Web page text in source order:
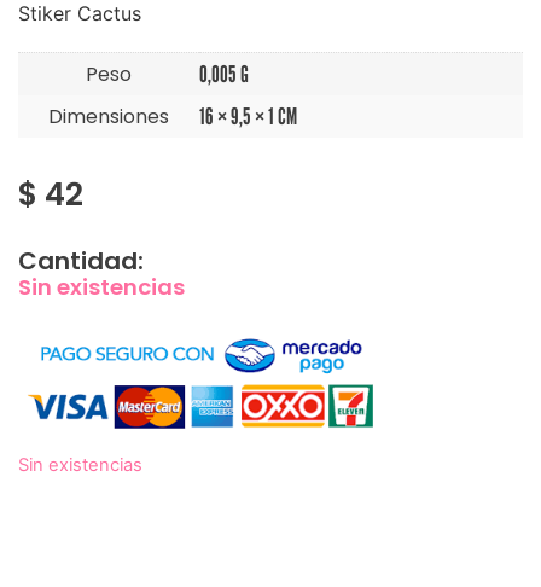
Stiker Cactus
Peso 0,005 G
Dimensiones 16 × 9,5 × 1 CM
$ 42
Cantidad:
Sin existencias
Sin existencias